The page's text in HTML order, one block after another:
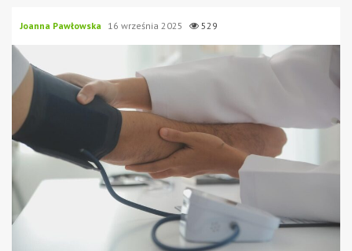
Joanna Pawłowska 16 września 2025 529